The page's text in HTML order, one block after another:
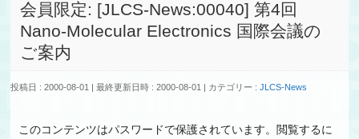
会員限定: [JLCS-News:00040] 第4回
Nano-Molecular Electronics 国際会議の
ご案内
投稿日 : 2000-08-01 最終更新日時 : 2000-08-01 カテゴリー :JLCS-News
このコンテンツはパスワードで保護されています。閲覧するに